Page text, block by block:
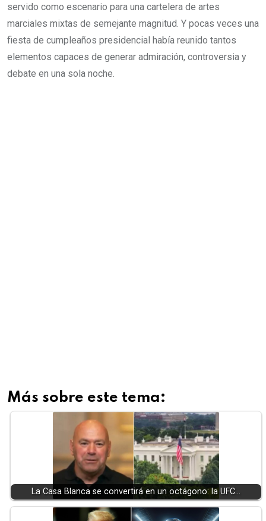
servido como escenario para una cartelera de artes
marciales mixtas de semejante magnitud. Y pocas veces una
fiesta de cumpleaños presidencial había reunido tantos
elementos capaces de generar admiración, controversia y
debate en una sola noche.
Más sobre este tema:
La Casa Blanca se convertirá en un octágono: la UFC…